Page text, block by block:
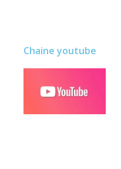
Chaine youtube